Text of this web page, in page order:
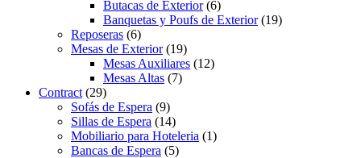
Butacas de Exterior(6)
Banquetas y Poufs de Exterior(19)
Reposeras (6)
Mesas de Exterior(19)
Mesas Auxiliares (12)
Mesas Altas (7)
Contract (29)
Sofás de Espera (9)
Sillas de Espera (14)
Mobiliario para Hoteleria (1)
Bancas de Espera (5)